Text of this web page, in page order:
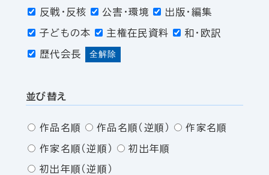
反戦・反核 公害・環境 出版・編集
子どもの本 主権在民資料 和・欧訳
歴代会長 全解除
並び替え
作品名順 作品名順（逆順） 作家名順
作家名順（逆順） 初出年順
初出年順（逆順）